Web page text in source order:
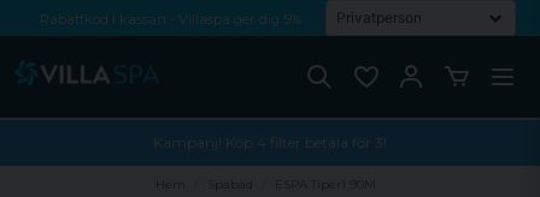
Rabattkod i kassan - Villaspa ger dig 5%
Kampanj! Köp 4 filter betala för 3!
Hem Spabad ESPA Tiper1 90M